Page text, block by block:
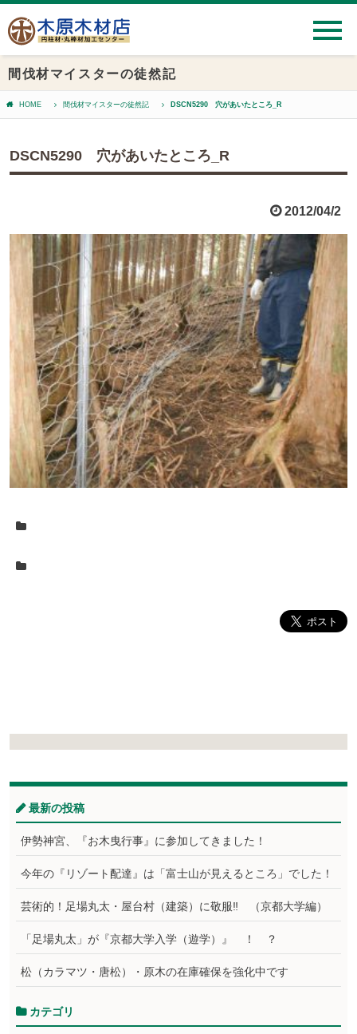
間伐材マイスターの徒然記
HOME 間伐材マイスターの徒然記 DSCN5290 穴があいたところ_R
DSCN5290 穴があいたところ_R
2012/04/2
最新の投稿
伊勢神宮、『お木曳行事』に参加してきました！
今年の『リゾート配達』は「富士山が見えるところ」でした！
芸術的！足場丸太・屋台村（建築）に敬服‼ （京都大学編）
「足場丸太」が『京都大学入学（遊学）』 ！ ？
松（カラマツ・唐松）・原木の在庫確保を強化中です
カテゴリ